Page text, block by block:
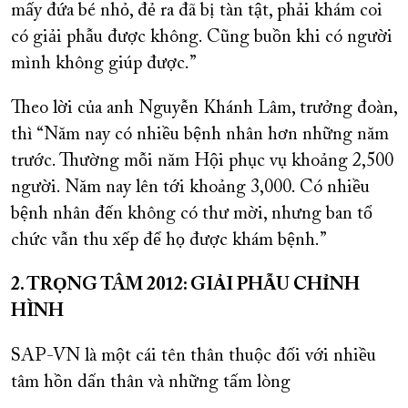
mấy đứa bé nhỏ, đẻ ra đã bị tàn tật, phải khám coi
có giải phẫu được không. Cũng buồn khi có người
mình không giúp được.”
Theo lời của anh Nguyễn Khánh Lâm, trưởng đoàn,
thì “Năm nay có nhiều bệnh nhân hơn những năm
trước. Thường mỗi năm Hội phục vụ khoảng 2,500
người. Năm nay lên tới khoảng 3,000. Có nhiều
bệnh nhân đến không có thư mời, nhưng ban tổ
chức vẫn thu xếp để họ được khám bệnh.”
2. TRỌNG TÂM 2012: GIẢI PHẪU CHỈNH
HÌNH
SAP-VN là một cái tên thân thuộc đối với nhiều
tâm hồn dấn thân và những tấm lòng